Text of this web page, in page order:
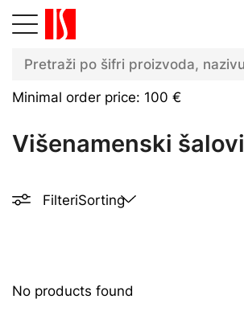
Minimal order price: 100 €
Višenamenski šalovi
FilteriSorting
No products found